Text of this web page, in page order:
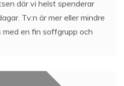
där vi helst spenderar
Tv:n är mer eller mindre
en fin soffgrupp och